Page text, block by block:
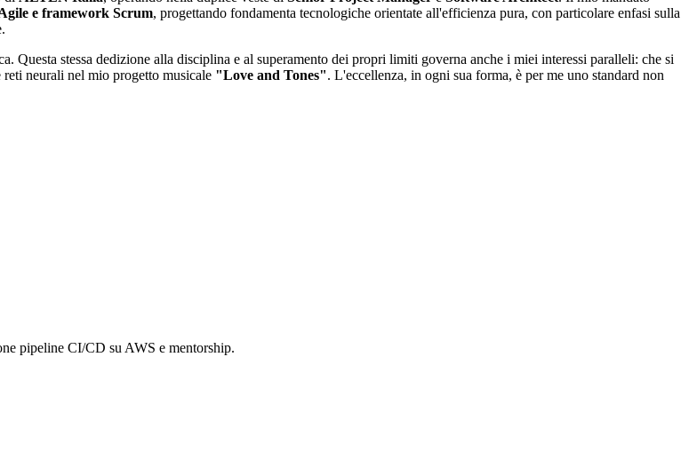
e framework Scrum, progettando fondamenta tecnologiche orientate all'efficienza pura, con particolare enfasi sulla
Questa stessa dedizione alla disciplina e al superamento dei propri limiti governa anche i miei interessi paralleli: che si
reti neurali nel mio progetto musicale "Love and Tones". L'eccellenza, in ogni sua forma, è per me uno standard non
pipeline CI/CD su AWS e mentorship.